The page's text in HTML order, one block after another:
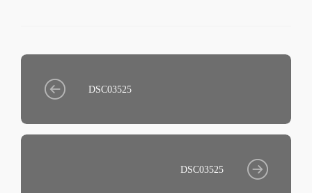
DSC03525
DSC03525